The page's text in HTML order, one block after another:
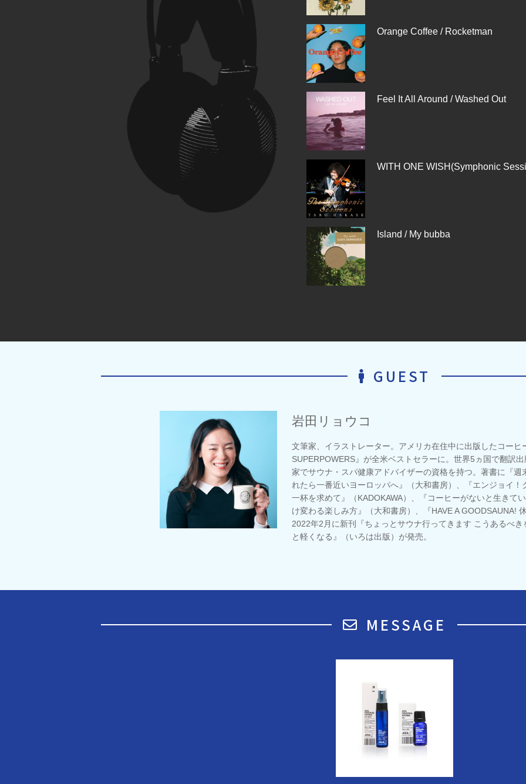
Orange Coffee / Rocketman
Feel It All Around / Washed Out
WITH ONE WISH(Symphonic
Island / My bubba
GUEST
岩田リョウコ
文筆家、イラストレーター。アメリカ在住中に出版したコーヒ
SUPERPOWERS』が全米ベストセラーに。世界5ヵ国で翻訳
家でサウナ・スパ健康アドバイザーの資格を持つ。著書に『週
れたら一番近いヨーロッパへ』（大和書房）、『エンジョイ！
一杯を求めて』（KADOKAWA）、『コーヒーがないと生きて
け変わる楽しみ方』（大和書房）、『HAVE A GOODSAUNA!
2022年2月に新刊『ちょっとサウナ行ってきます こうあるべき
と軽くなる』（いろは出版）が発売。
MESSAGE